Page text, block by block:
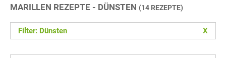
MARILLEN REZEPTE - DÜNSTEN (14 REZEPTE)
Filter: Dünsten X